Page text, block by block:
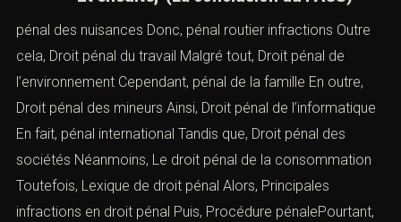
pénal des nuisances Donc, pénal routier infractions Outre
cela, Droit pénal du travail Malgré tout, Droit pénal de
l’environnement Cependant, pénal de la famille En outre,
Droit pénal des mineurs Ainsi, Droit pénal de l’informatique
En fait, pénal international Tandis que, Droit pénal des
sociétés Néanmoins, Le droit pénal de la consommation
Toutefois, Lexique de droit pénal Alors, Principales
infractions en droit péna Puis, Procédure pénalePourtant,